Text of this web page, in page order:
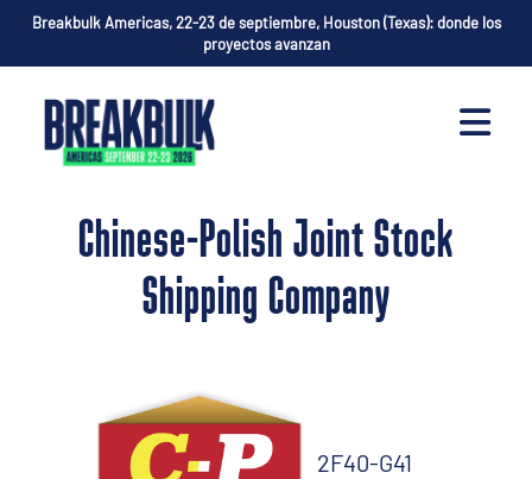
Breakbulk Americas, 22-23 de septiembre, Houston (Texas): donde los
proyectos avanzan
Chinese-Polish Joint Stock
Shipping Company
2F40-G41